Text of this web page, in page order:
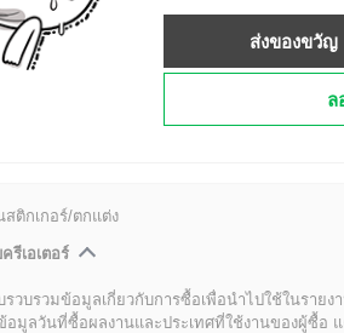
ส่งของขวัญ
ล
ติกเกอร์/ตกแต่ง
รีเอเตอร์
บรวบรวมข้อมูลเกี่ยวกับการซื้อเพื่อนำไปใช้ในราย
อมูลวันที่ซื้อผลงานและประเทศที่ใช้งานของผู้ซื้อ